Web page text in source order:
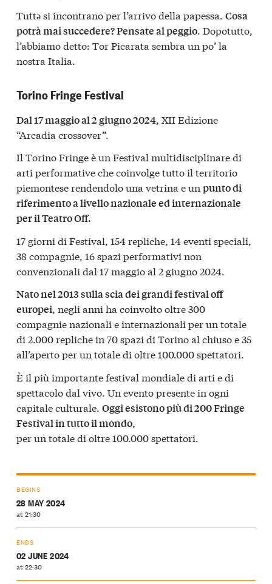
Tuttə si incontrano per l’arrivo della papessa. Cosa
potrà mai succedere? Pensate al peggio. Dopotutto,
l’abbiamo detto: Tor Picarata sembra un po’ la
nostra Italia.
Torino Fringe Festival
Dal 17 maggio al 2 giugno 2024, XII Edizione
“Arcadia crossover”.
Il Torino Fringe è un Festival multidisciplinare di
arti performative che coinvolge tutto il territorio
piemontese rendendolo una vetrina e un punto di
riferimento a livello nazionale ed internazionale
per il Teatro Off.
17 giorni di Festival, 154 repliche, 14 eventi speciali,
38 compagnie, 16 spazi performativi non
convenzionali dal 17 maggio al 2 giugno 2024.
Nato nel 2013 sulla scia dei grandi festival off
europei, negli anni ha coinvolto oltre 300
compagnie nazionali e internazionali per un totale
di 2.000 repliche in 70 spazi di Torino al chiuso e 35
all’aperto per un totale di oltre 100.000 spettatori.
È il più importante festival mondiale di arti e di
spettacolo dal vivo. Un evento presente in ogni
capitale culturale. Oggi esistono più di 200 Fringe
Festival in tutto il mondo,
per un totale di oltre 100.000 spettatori.
BEGINS
28 MAY 2024
at 21:30
ENDS
02 JUNE 2024
at 22:30